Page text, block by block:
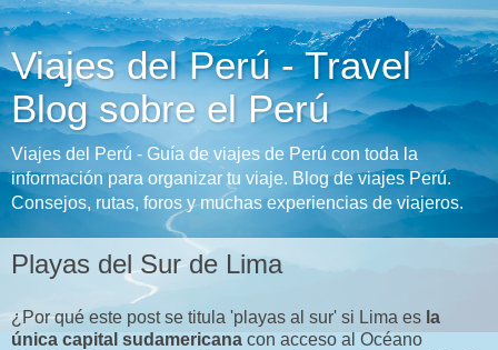
Viajes del Perú - Travel
Blog sobre el Perú
Viajes del Perú - Guía de viajes de Perú con toda la
información para organizar tu viaje. Blog de viajes Perú.
Consejos, rutas, foros y muchas experiencias de viajeros.
Playas del Sur de Lima
¿Por qué este post se titula 'playas al sur' si Lima es la
única capital sudamericana con acceso al Océano